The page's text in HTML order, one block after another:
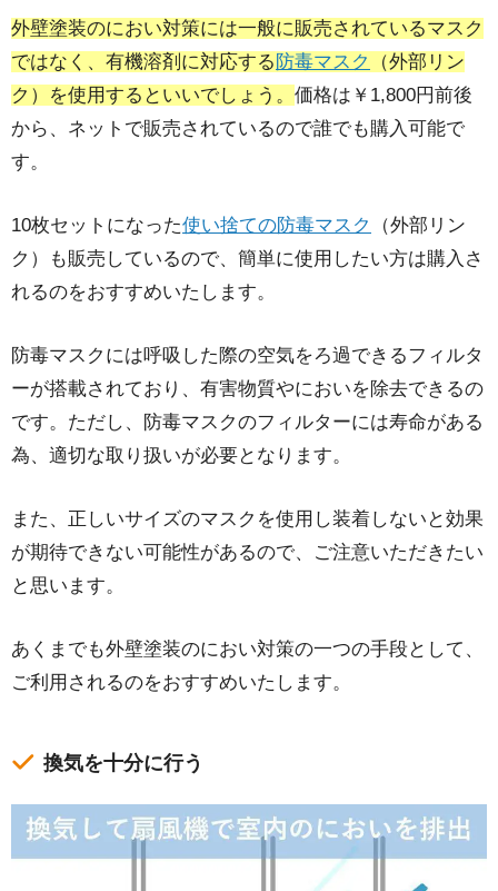
外壁塗装のにおい対策には一般に販売されているマスク
ではなく、有機溶剤に対応する 防毒マスク
（外部リン
ク）を使用するといいでしょう。 価格は￥1,800円前後
から、ネットで販売されているので誰でも購入可能で
す。
10枚セットになった使い捨ての防毒マスク
（外部リン
ク）も販売しているので、簡単に使用したい方は購入さ
れるのをおすすめいたします。
防毒マスクには呼吸した際の空気をろ過できるフィルタ
ーが搭載されており、有害物質やにおいを除去できるの
です。ただし、防毒マスクのフィルターには寿命がある
為、適切な取り扱いが必要となります。
また、正しいサイズのマスクを使用し装着しないと効果
が期待できない可能性があるので、ご注意いただきたい
と思います。
あくまでも外壁塗装のにおい対策の一つの手段として、
ご利用されるのをおすすめいたします。
換気を十分に行う